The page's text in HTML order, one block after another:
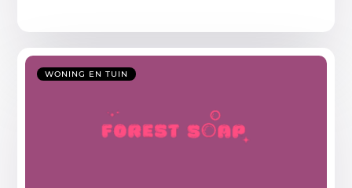
WONING EN TUIN